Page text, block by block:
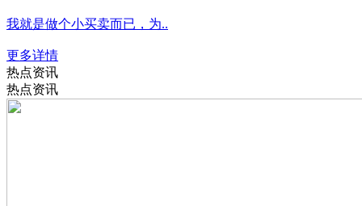
我就是做个小买卖而已，为..
更多详情
热点资讯
热点资讯